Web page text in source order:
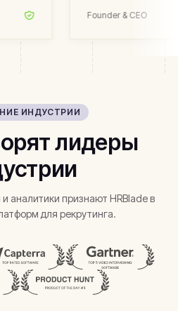
вакансии.
Founder & CEO
ИНДУСТРИИ
лидеры
аналитики признают HRBlade в
для рекрутинга.